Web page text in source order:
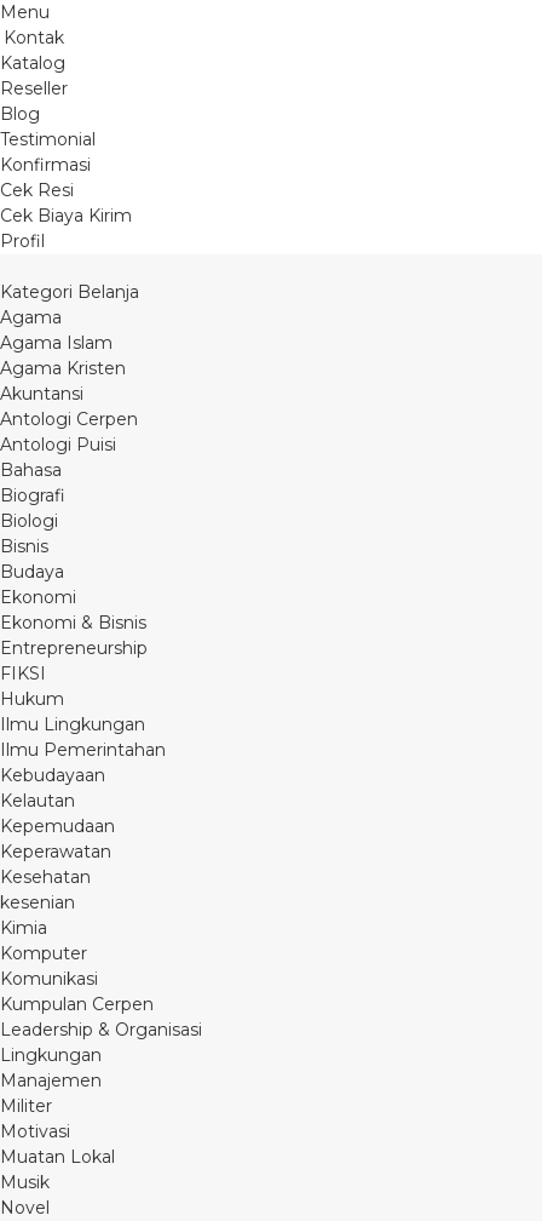
Menu
Kontak
Katalog
Reseller
Blog
Testimonial
Konfirmasi
Cek Resi
Cek Biaya Kirim
Profil
Kategori Belanja
Agama
Agama Islam
Agama Kristen
Akuntansi
Antologi Cerpen
Antologi Puisi
Bahasa
Biografi
Biologi
Bisnis
Budaya
Ekonomi
Ekonomi & Bisnis
Entrepreneurship
FIKSI
Hukum
Ilmu Lingkungan
Ilmu Pemerintahan
Kebudayaan
Kelautan
Kepemudaan
Keperawatan
Kesehatan
kesenian
Kimia
Komputer
Komunikasi
Kumpulan Cerpen
Leadership & Organisasi
Lingkungan
Manajemen
Militer
Motivasi
Muatan Lokal
Musik
Novel